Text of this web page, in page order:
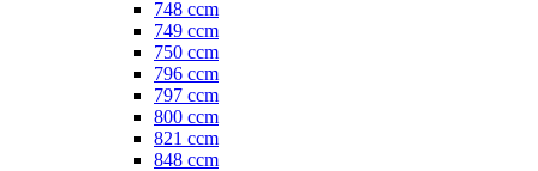
748 ccm
749 ccm
750 ccm
796 ccm
797 ccm
800 ccm
821 ccm
848 ccm